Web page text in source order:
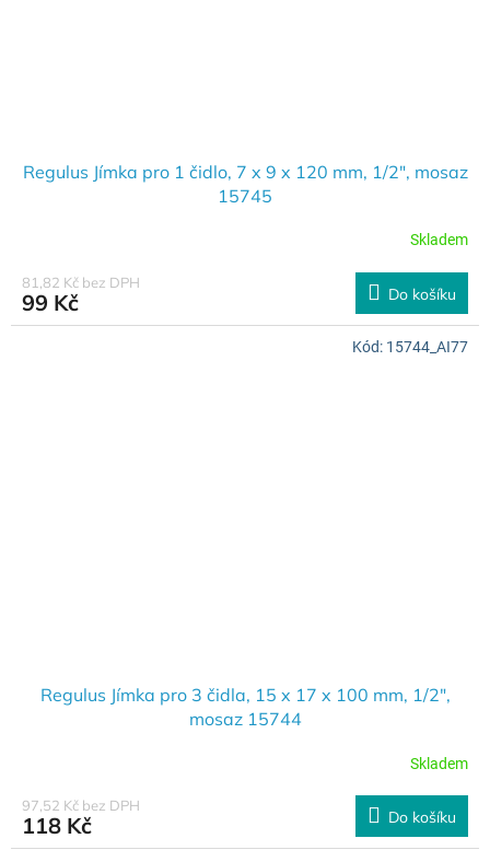
Regulus Jímka pro 1 čidlo, 7 x 9 x 120 mm, 1/2", mosaz
15745
Skladem
81,82 Kč bez DPH
99 Kč Do košíku
Regulus Jímka pro 3 čidla, 15 x 17 x 100 mm, 1/2",
mosaz 15744
Skladem
97,52 Kč bez DPH
118 Kč Do košíku
Kód: 15744_AI77